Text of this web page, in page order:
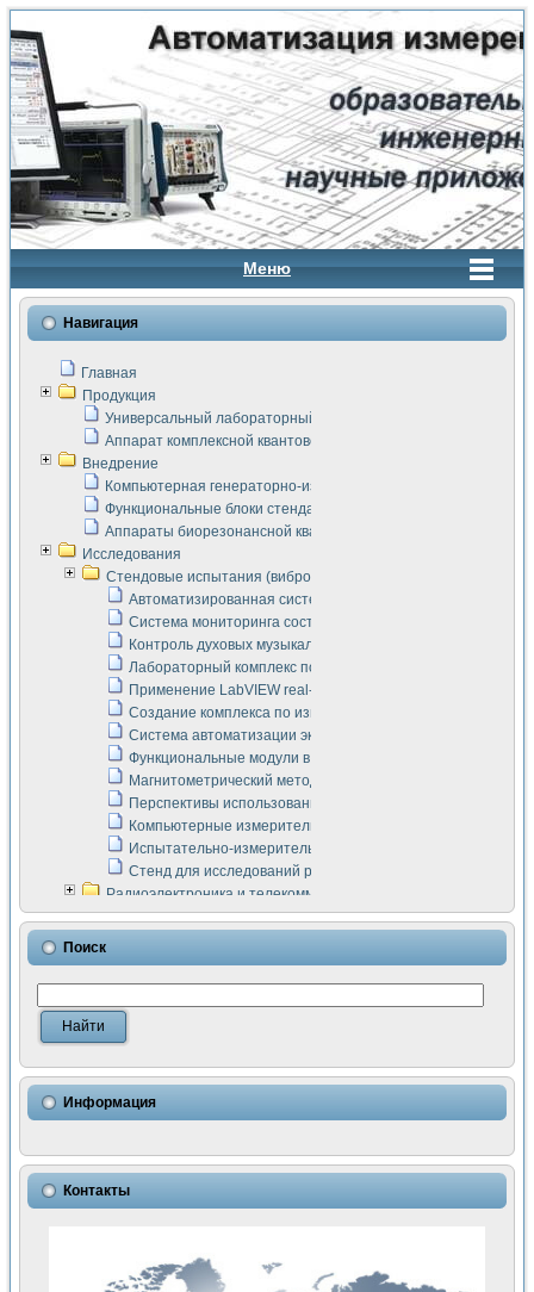
Меню
Навигация
Главная
Продукция
Универсальный лабораторный стенд "Сигнал-USB"
Аппарат комплексной квантовой терапии Интроскан
Внедрение
Компьютерная генераторно-измерительная система
Функциональные блоки стенда "Сигнал-USB"
Аппараты биорезонансной квантовой терапии серии СКАН
Исследования
Стендовые испытания (виброакустика, тензометрия и т.п.)
Автоматизированная система измерения параметров
Система мониторинга состояния тяговых
Контроль духовых музыкальных инструментов
Лабораторный комплекс по исследованию элементной
Применение LabVIEW real-time module для
Создание комплекса по измерению скорости подвижного
Система автоматизации экспериментальных
Функциональные модули в стандарте Nl SCXI для
Магнитометрический метод в дефектоскопии сварных
Перспективы использования машинного зрения в
Компьютерные измерительные системы для
Испытательно-измерительный комплекс аппаратуры для
Стенд для исследований рабочих процессов ДВС в
Радиоэлектроника и телекоммуникации
LabVIEW в расчетах радиолиний систем передачи данных
Аппаратно-программный комплекс для исследования
Виртуальный лабораторный стенд для исследования
Измерение шумовых параметров операционных
Измерительный преобразователь на основе цифровой
Использование NI LabVIEW для математического
Исследовние возможности создания измерителя ВАХ
Математическое моделирование генератора сигналов -
Применение осциллографического модуля с высоким
Симуляция отклика импульсного радиолокационного
Автоматизация формирования уравнений состояния для
Разработка автоматизированного стенда для измерения
Применение среды LabVIEW для построения картины
Поиск
Информация
Контакты